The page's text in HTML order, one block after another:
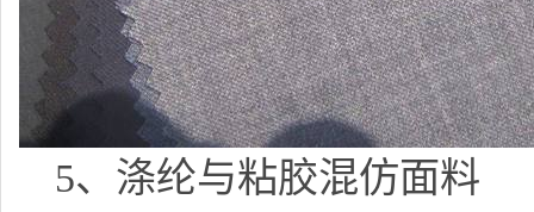
5、涤纶与粘胶混仿面料